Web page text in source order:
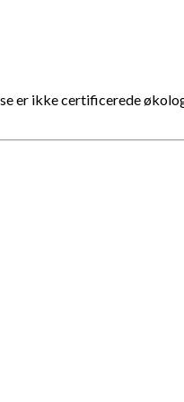
er ikke certificerede